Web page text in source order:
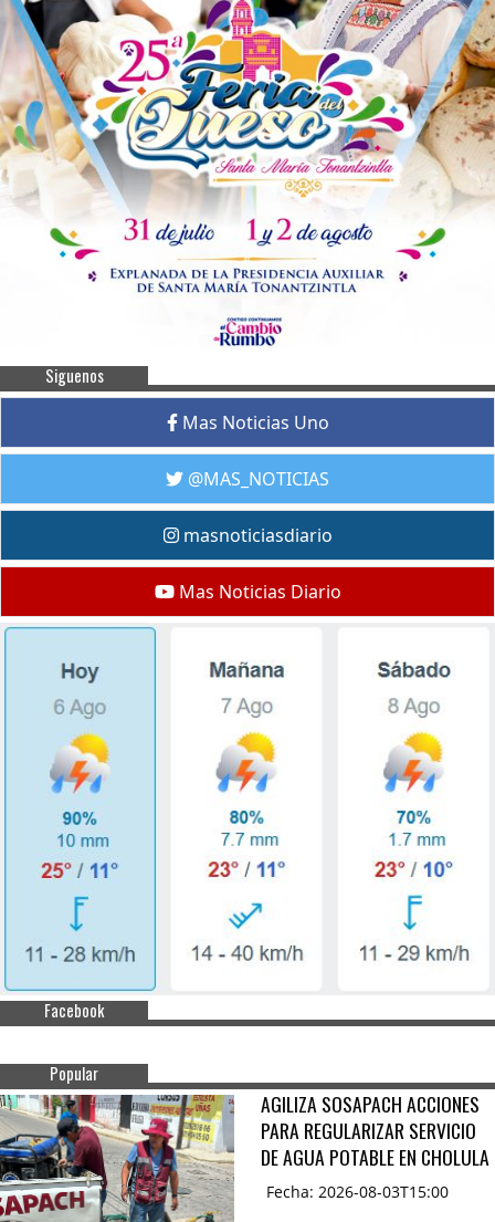
Siguenos
Mas Noticias Uno
@MAS_NOTICIAS
masnoticiasdiario
Mas Noticias Diario
Facebook
Popular
AGILIZA SOSAPACH ACCIONES
PARA REGULARIZAR SERVICIO
DE AGUA POTABLE EN CHOLULA
Fecha: 2026-08-03T15:00